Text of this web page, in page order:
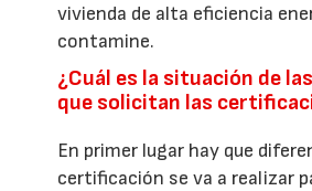
vivienda de alta eficiencia
contamine.
¿Cuál es la situación de
que solicitan las
En primer lugar hay que
certificación se va a realizar